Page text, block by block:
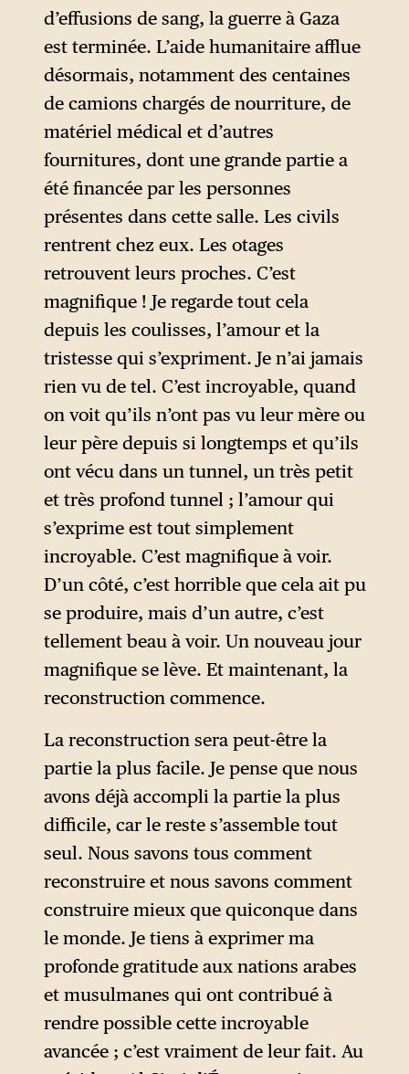
d’effusions de sang, la guerre à Gaza
est terminée. L’aide humanitaire afflue
désormais, notamment des centaines
de camions chargés de nourriture, de
matériel médical et d’autres
fournitures, dont une grande partie a
été financée par les personnes
présentes dans cette salle. Les civils
rentrent chez eux. Les otages
retrouvent leurs proches. C’est
magnifique ! Je regarde tout cela
depuis les coulisses, l’amour et la
tristesse qui s’expriment. Je n’ai jamais
rien vu de tel. C’est incroyable, quand
on voit qu’ils n’ont pas vu leur mère ou
leur père depuis si longtemps et qu’ils
ont vécu dans un tunnel, un très petit
et très profond tunnel ; l’amour qui
s’exprime est tout simplement
incroyable. C’est magnifique à voir.
D’un côté, c’est horrible que cela ait pu
se produire, mais d’un autre, c’est
tellement beau à voir. Un nouveau jour
magnifique se lève. Et maintenant, la
reconstruction commence.
La reconstruction sera peut-être la
partie la plus facile. Je pense que nous
avons déjà accompli la partie la plus
difficile, car le reste s’assemble tout
seul. Nous savons tous comment
reconstruire et nous savons comment
construire mieux que quiconque dans
le monde. Je tiens à exprimer ma
profonde gratitude aux nations arabes
et musulmanes qui ont contribué à
rendre possible cette incroyable
avancée ; c’est vraiment de leur fait. Au